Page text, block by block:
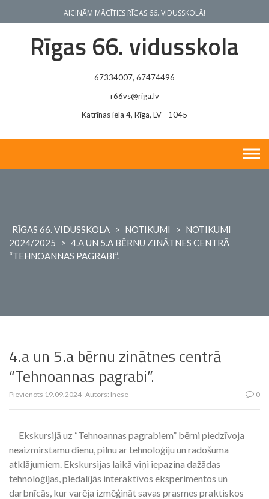
AICINĀM MĀCĪTIES RĪGAS 66. VIDUSSKOLĀ!
Rīgas 66. vidusskola
67334007, 67474496
r66vs@riga.lv
Katrīnas iela 4, Rīga, LV - 1045
RĪGAS 66. VIDUSSKOLA > NOTIKUMI > NOTIKUMI
2024/2025
> 4.A UN 5.A BĒRNU ZINĀTNES CENTRĀ
“TEHNOANNAS PAGRABI”.
4.a un 5.a bērnu zinātnes centrā
“Tehnoannas pagrabi”.
Pievienots 19.09.2024 Autors: Inese 0
Ekskursijā uz “Tehnoannas pagrabiem” bērni piedzīvoja
neaizmirstamu dienu, pilnu ar tehnoloģiju un radošuma
atklājumiem. Ekskursijas laikā viņi iepazina dažādas
tehnoloģijas, piedalījās interaktīvos eksperimentos un
darbnīcās, kur varēja izmēģināt savas prasmes praktiskos